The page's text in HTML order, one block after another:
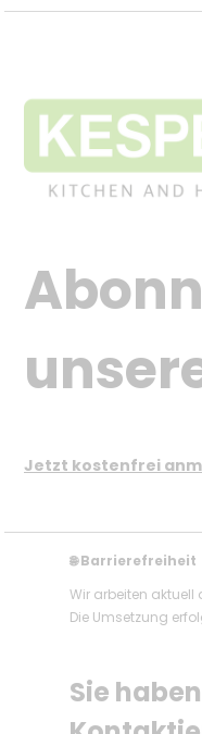
Jetzt kostenfrei
🌐Barrierefreiheit
Wir arbeiten aktuell
Die Umsetzung
Sie